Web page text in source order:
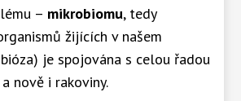
– mikrobiomu, tedy
žijících v našem
je spojována s celou řadou
nově i rakoviny.